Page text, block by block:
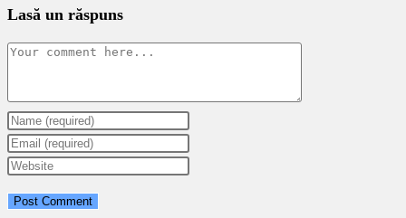
Lasă un răspuns
Comment
Enter
your
name
username
Enter
your
address
Enter
website